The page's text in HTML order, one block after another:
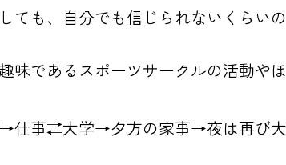
ても、自分でも信じられないくらい
味であるスポーツサークルの活動や
→仕事⇄大学→夕方の家事→夜は再び大